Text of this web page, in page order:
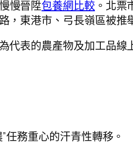
慢晉陞包養網比較 。北
東港市、弓長嶺區被推
代表的農產物及加工品
任務重心的汗青性轉移。